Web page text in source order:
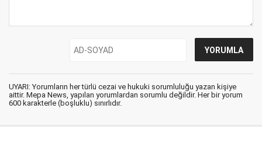
UYARI: Yorumların her türlü cezai ve hukuki sorumluluğu yazan kişiye
aittir. Mepa News, yapılan yorumlardan sorumlu değildir. Her bir yorum
600 karakterle (boşluklu) sınırlıdır.